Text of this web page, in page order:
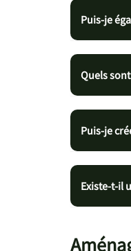
Puis-je
Quels
Puis-je
Existe-t-il